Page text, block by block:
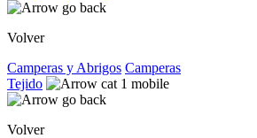
Volver
Camperas y Abrigos Camperas
Tejido
Volver